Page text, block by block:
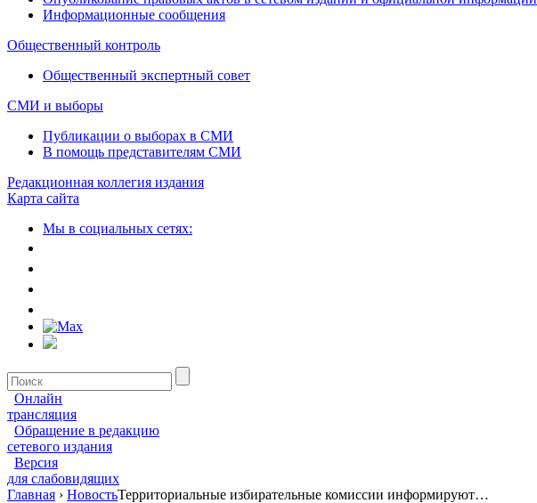
Информационные сообщения
Общественный контроль
Общественный экспертный совет
СМИ и выборы
Публикации о выборах в СМИ
В помощь представителям СМИ
Редакционная коллегия издания
Карта сайта
Мы в социальных сетях:
Онлайн
трансляция
Обращение в редакцию
сетевого издания
Версия
для слабовидящих
Главная › НовостьТерриториальные избирательные комиссии информируют…